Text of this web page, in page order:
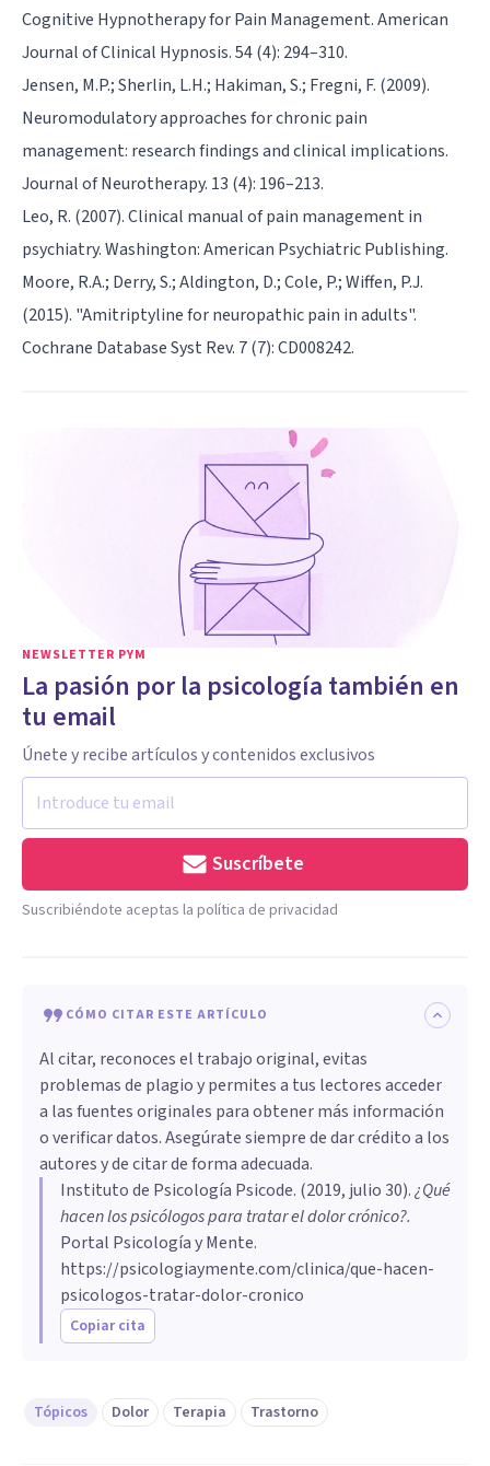
Cognitive Hypnotherapy for Pain Management. American
Journal of Clinical Hypnosis. 54 (4): 294–310.
Jensen, M.P.; Sherlin, L.H.; Hakiman, S.; Fregni, F. (2009).
Neuromodulatory approaches for chronic pain
management: research findings and clinical implications.
Journal of Neurotherapy. 13 (4): 196–213.
Leo, R. (2007). Clinical manual of pain management in
psychiatry. Washington: American Psychiatric Publishing.
Moore, R.A.; Derry, S.; Aldington, D.; Cole, P.; Wiffen, P.J.
(2015). "Amitriptyline for neuropathic pain in adults".
Cochrane Database Syst Rev. 7 (7): CD008242.
NEWSLETTER PYM
La pasión por la psicología también en
tu email
Únete y recibe artículos y contenidos exclusivos
Suscríbete
Suscribiéndote aceptas la política de privacidad
CÓMO CITAR ESTE ARTÍCULO
Al citar, reconoces el trabajo original, evitas
problemas de plagio y permites a tus lectores acceder
a las fuentes originales para obtener más información
o verificar datos. Asegúrate siempre de dar crédito a los
autores y de citar de forma adecuada.
Instituto de Psicología Psicode. (2019, julio 30).¿Qué
hacen los psicólogos para tratar el dolor crónico?.
Portal Psicología y Mente.
https://psicologiaymente.com/clinica/que-hacen-
psicologos-tratar-dolor-cronico
Copiar cita
Tópicos Dolor Terapia Trastorno